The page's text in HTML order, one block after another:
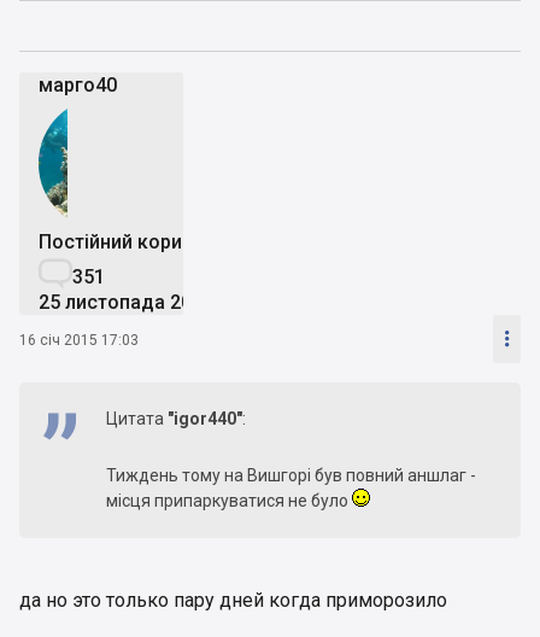
марго40
Постійний користувач
351
25 листопада 2013
16 січ 2015 17:03 
Цитата "igor440":
Тиждень тому на Вишгорі був повний аншлаг -
місця припаркуватися не було
да но это только пару дней когда приморозило